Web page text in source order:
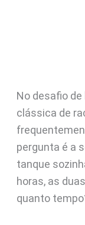
No desafio
clássica de
pergunta é a
tanque
horas, as
quanto